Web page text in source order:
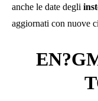
anche le date degli
aggiornati con nuove